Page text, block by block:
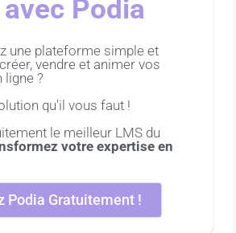
Podia
une plateforme simple et
vendre et animer vos
?
qu'il vous faut !
le meilleur LMS du
votre expertise en
Podia Gratuitement !